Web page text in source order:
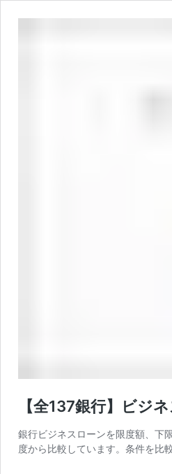
【全137銀行】ビジ
銀行ビジネスローンを限度額、下
度から比較しています。条件を